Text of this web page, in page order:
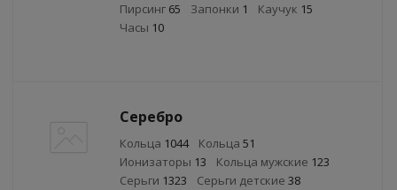
Пирсинг 65 Запонки 1 Каучук 15
Часы 10
Серебро
Кольца 1044 Кольца 51
Ионизаторы 13 Кольца мужские 123
Серьги 1323 Серьги детские 38